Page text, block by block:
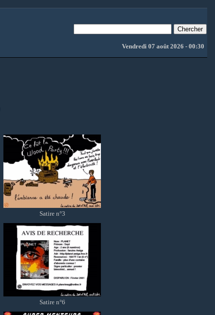
Vendredi 07 août 2026 - 00:30
Satire n°3
Satire n°6